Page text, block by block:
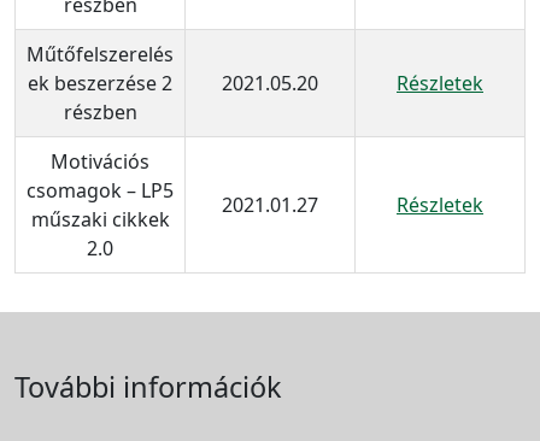
Műtőfelszerelés
ek beszerzése 2
részben
2021.05.20 Részletek
Motivációs
csomagok – LP5
műszaki cikkek
2.0
2021.01.27 Részletek
További információk